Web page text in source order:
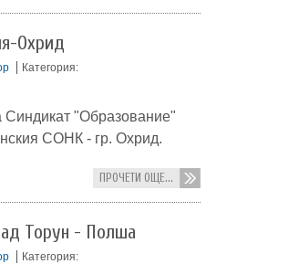
Охрид
Категория:
Синдикат "Образование"
СОНК - гр. Охрид.
ПРОЧЕТИ ОЩЕ...
Торун - Полша
Категория: